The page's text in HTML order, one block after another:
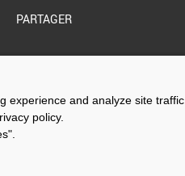
PARTAGER
experience and analyze site traffic.
policy.